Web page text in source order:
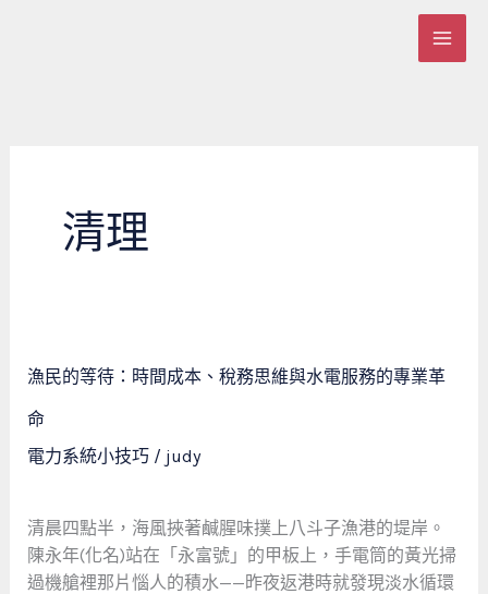
清理
漁民的等待：時間成本、稅務思維與水電服務的專業革
命
電力系統小技巧/ judy
清晨四點半，海風挾著鹹腥味撲上八斗子漁港的堤岸。
陳永年(化名)站在「永富號」的甲板上，手電筒的黃光掃
過機艙裡那片惱人的積水——昨夜返港時就發現淡水循環
漁
民
的
等
間
成
本、